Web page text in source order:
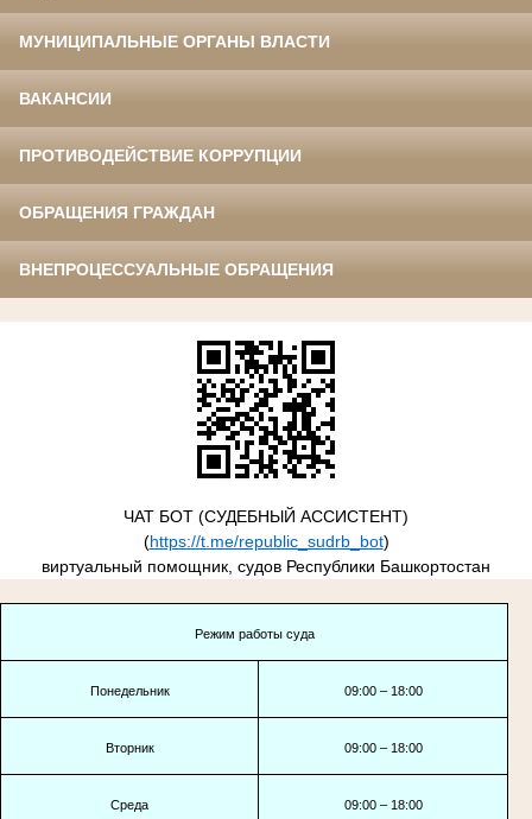
МУНИЦИПАЛЬНЫЕ ОРГАНЫ ВЛАСТИ
ВАКАНСИИ
ПРОТИВОДЕЙСТВИЕ КОРРУПЦИИ
ОБРАЩЕНИЯ ГРАЖДАН
ВНЕПРОЦЕССУАЛЬНЫЕ ОБРАЩЕНИЯ
ЧАТ БОТ (СУДЕБНЫЙ АССИСТЕНТ)
(https://t.me/republic_sudrb_bot)
виртуальный помощник, судов Республики Башкортостан
Режим работы суда
Понедельник 09:00 – 18:00
Вторник 09:00 – 18:00
Среда 09:00 – 18:00